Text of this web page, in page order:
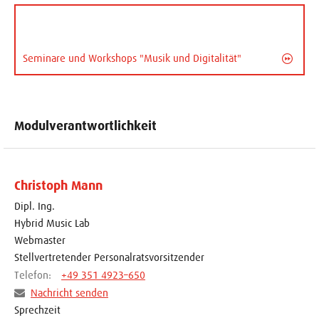
Seminare und Workshops "Musik und Digitalität"
Modulverantwortlichkeit
Christoph Mann
Dipl. Ing.
Hybrid Music Lab
Webmaster
Stellvertretender Personalratsvorsitzender
Telefon:
+49 351 4923–650
Nachricht senden
Sprechzeit